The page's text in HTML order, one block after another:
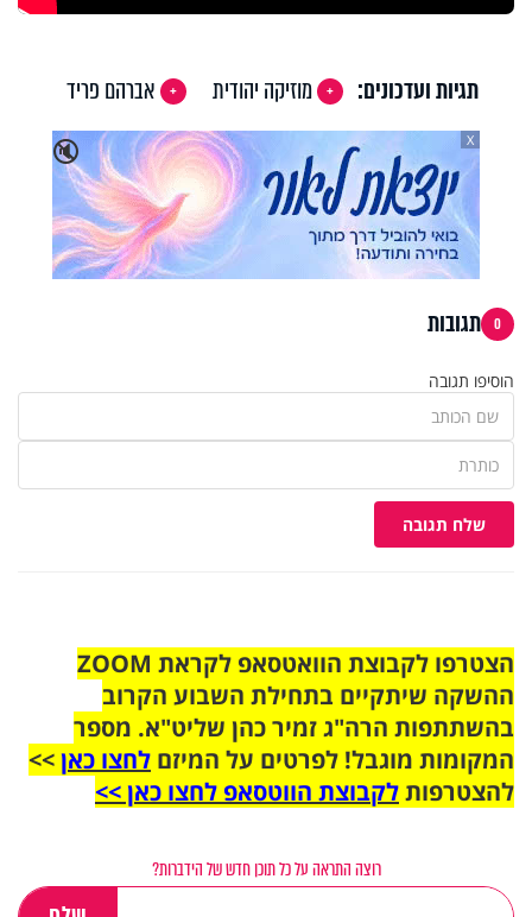
תגיות ועדכונים: מוזיקה יהודית
אברהם פריד
🔇
X
0 תגובות
הוסיפו תגובה
שלח תגובה
הצטרפו לקבוצת הוואטסאפ לקראת ZOOM
ההשקה שיתקיים בתחילת השבוע הקרוב
בהשתתפות הרה"ג זמיר כהן שליט"א. מספר
המקומות מוגבל! לפרטים על המיזם לחצו כאן>>
להצטרפותלקבוצת הווטסאפ לחצו כאן >>
רוצה התראה על כל תוכן חדש של הידברות?